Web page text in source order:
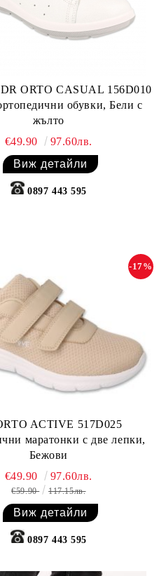
ORTO CASUAL 156D010
обувки, Бели с
жълто
€49.90
97.60лв.
Виж детайли
0897 443 595
ACTIVE 517D025
маратонки с две лепки,
Бежови
-17%
€49.90 97.60лв.
€59.90 117.15лв.
Виж детайли
0897 443 595